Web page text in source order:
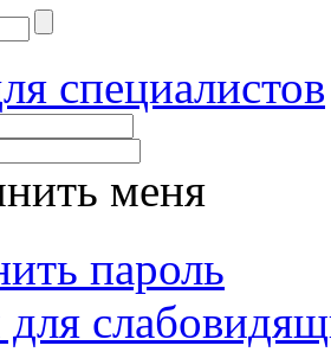
специалистов
меня
пароль